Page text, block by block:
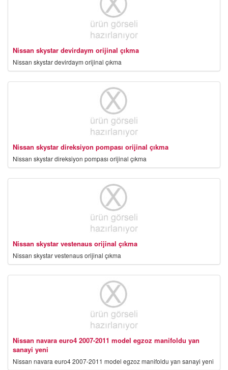
Nissan skystar devirdaym orijinal çıkma
Nissan skystar devirdaym orijinal çıkma
Nissan skystar direksiyon pompası orijinal çıkma
Nissan skystar direksiyon pompası orijinal çıkma
Nissan skystar vestenaus orijinal çıkma
Nissan skystar vestenaus orijinal çıkma
Nissan navara euro4 2007-2011 model egzoz manifoldu yan
sanayi yeni
Nissan navara euro4 2007-2011 model egzoz manifoldu yan sanayi yeni